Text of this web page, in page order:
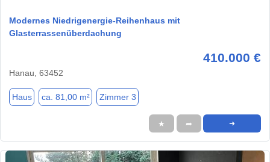
Modernes Niedrigenergie-Reihenhaus mit
Glasterrassenüberdachung
410.000 €
Hanau, 63452
Haus ca. 81,00 m² Zimmer 3
★ ➦ ➜